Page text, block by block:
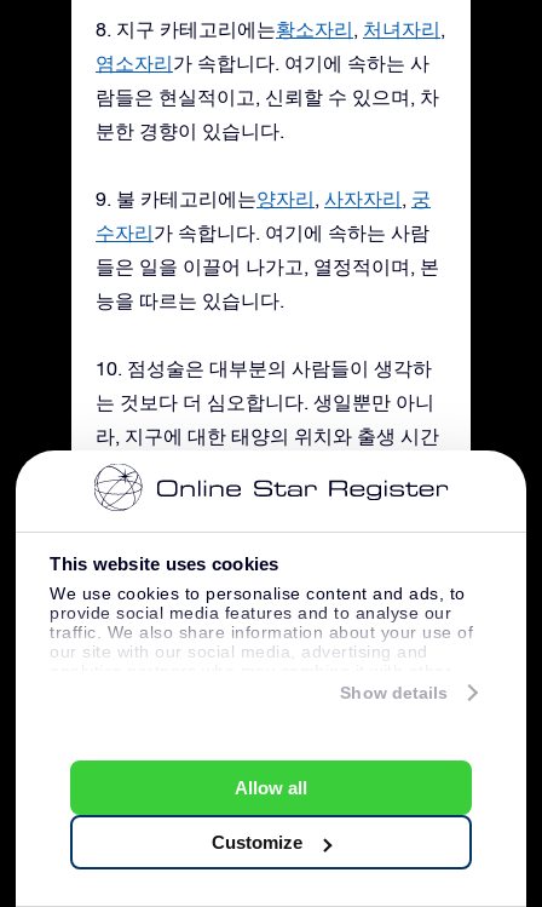
This website uses cookies
We use cookies to personalise content and ads, to
provide social media features and to analyse our
traffic. We also share information about your use of
our site with our social media, advertising and
information that you’ve provided to them or that
Show details
Allow all
Customize
8. 지구 카테고리에는황소자리, 처녀자리,
염소자리가 속합니다. 여기에 속하는 사
람들은 현실적이고, 신뢰할 수 있으며, 차
분한 경향이 있습니다.
9. 불 카테고리에는양자리, 사자자리, 궁
수자리가 속합니다. 여기에 속하는 사람
들은 일을 이끌어 나가고, 열정적이며, 본
능을 따르는 있습니다.
10. 점성술은 대부분의 사람들이 생각하
는 것보다 더 심오합니다. 생일뿐만 아니
라, 지구에 대한 태양의 위치와 출생 시간
또한 중요합니다.
11. 황도 십이궁은 중세의 스테인드 글라
스에서 발견됩니다. 프랑스의 Angers
Cathedral을 예로 들 수 있겠습니다. 이
교회 안에 있는 스테인드 글라스에는 12
희미한 삼각형 모양의 부드러운 빛은 밤
하늘에 흰색으로 빛납니다. 이 빛은 태양